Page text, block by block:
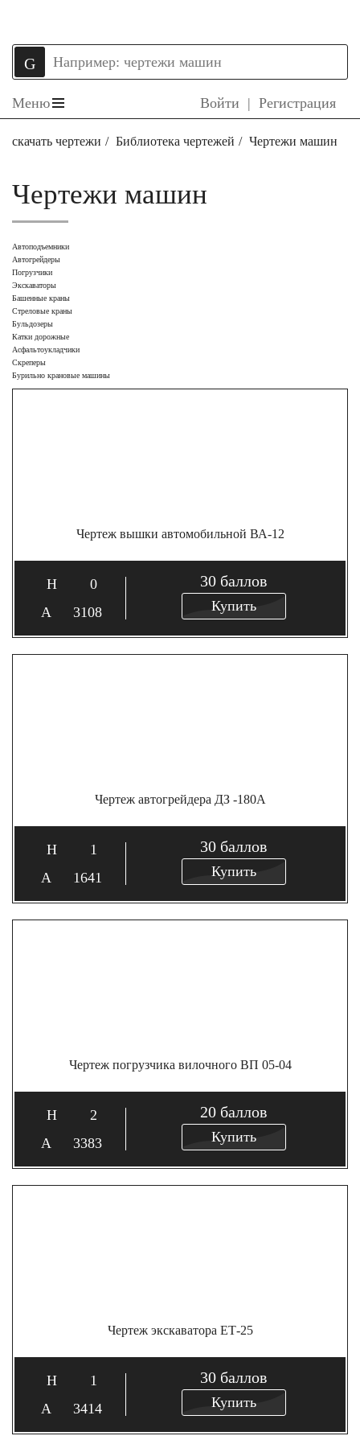
Меню Войти | Регистрация
скачать чертежи Библиотека чертежей Чертежи машин
Чертежи машин
Автоподъемники
Автогрейдеры
Погрузчики
Экскаваторы
Башенные краны
Стреловые краны
Бульдозеры
Катки дорожные
Асфальтоукладчики
Скреперы
Бурильно крановые машины
Чертеж вышки автомобильной ВА-12
0
3108
30 баллов
Купить
Чертеж автогрейдера ДЗ -180А
1
1641
30 баллов
Купить
Чертеж погрузчика вилочного ВП 05-04
2
3383
20 баллов
Купить
Чертеж экскаватора ЕТ-25
1
3414
30 баллов
Купить